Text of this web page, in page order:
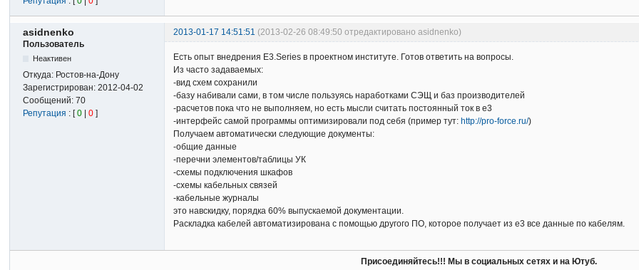
asidnenko 2013-01-17 14:51:51 (2013-02-26 08:49:50 отредактировано asidnenko)
Пользователь
Неактивен
Откуда: Ростов-на-Дону
Зарегистрирован:2012-04-02
Сообщений:70
Репутация : [0 |0 ]
Есть опыт внедрения E3.Series в проектном институте. Готов ответить на вопросы.
Из часто задаваемых:
-вид схем сохранили
-базу набивали сами, в том числе пользуясь наработками СЭЩ и баз производителей
-расчетов пока что не выполняем, но есть мысли считать постоянный ток в е3
-интерфейс самой программы оптимизировали под себя (пример тут: http://pro-force.ru/)
Получаем автоматически следующие документы:
-общие данные
-перечни элементов/таблицы УК
-схемы подключения шкафов
-схемы кабельных связей
-кабельные журналы
это навскидку, порядка 60% выпускаемой документации.
Раскладка кабелей автоматизирована с помощью другого ПО, которое получает из е3 все данные по кабелям.
Присоединяйтесь!!! Мы в социальных сетях и на Ютуб.